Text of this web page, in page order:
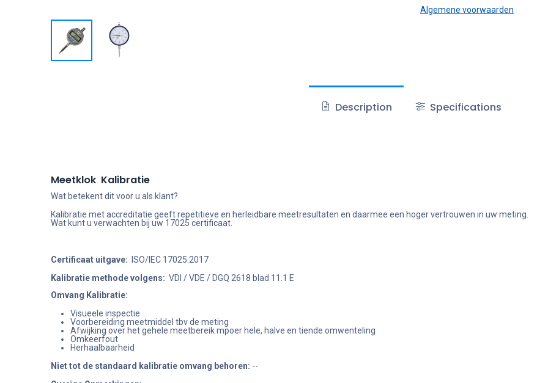
Algemene voorwaarden
Description Specifications
Meetklok Kalibratie
Wat betekent dit voor u als klant?
Kalibratie met accreditatie geeft repetitieve en herleidbare meetresultaten en daarmee een hoger vertrouwen in uw meting.
Wat kunt u verwachten bij uw 17025 certificaat.
Certificaat uitgave: ISO/IEC 17025:2017
Kalibratie methode volgens: VDI / VDE / DGQ 2618 blad 11.1 E
Omvang Kalibratie:
Visueele inspectie
Voorbereiding meetmiddel tbv de meting
Afwijking over het gehele meetbereik mpoer hele, halve en tiende omwenteling
Omkeerfout
Herhaalbaarheid
Niet tot de standaard kalibratie omvang behoren: --